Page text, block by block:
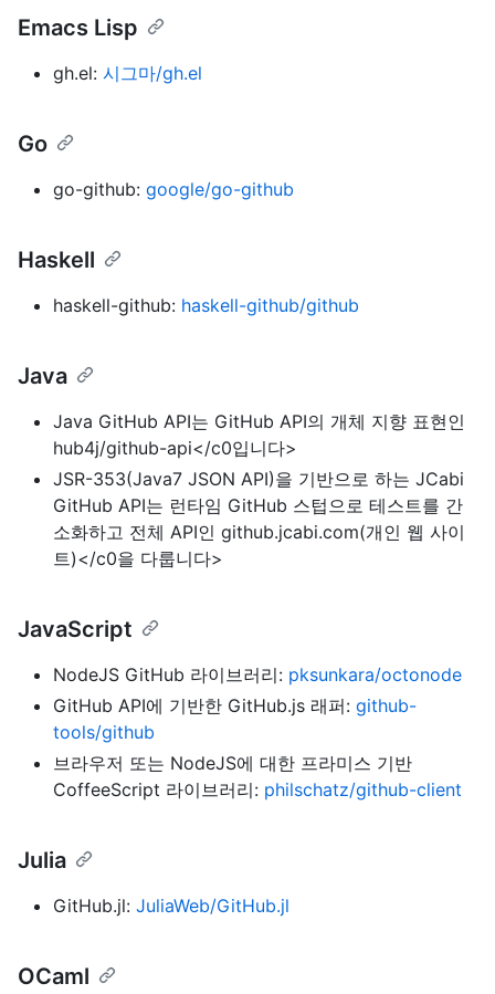
Emacs Lisp
gh.el: 시그마/gh.el
Go
go-github: google/go-github
Haskell
haskell-github: haskell-github/github
Java
Java GitHub API는 GitHub API의 개체 지향 표현인
hub4j/github-api</c0입니다>
JSR-353(Java7 JSON API)을 기반으로 하는 JCabi
GitHub API는 런타임 GitHub 스텁으로 테스트를 간
소화하고 전체 API인 github.jcabi.com(개인 웹 사이
트)</c0을 다룹니다>
JavaScript
NodeJS GitHub 라이브러리: pksunkara/octonode
GitHub API에 기반한 GitHub.js 래퍼: github-
tools/github
브라우저 또는 NodeJS에 대한 프라미스 기반
CoffeeScript 라이브러리: philschatz/github-client
Julia
GitHub.jl: JuliaWeb/GitHub.jl
OCaml